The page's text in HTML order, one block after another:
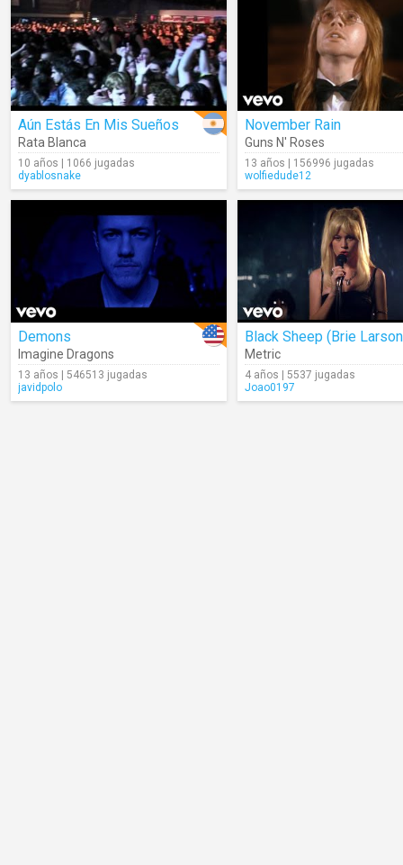
Aún Estás En Mis Sueños
Rata Blanca
10 años | 1066 jugadas
dyablosnake
November Rain
Guns N' Roses
13 años | 156996 jugadas
wolfiedude12
Demons
Imagine Dragons
13 años | 546513 jugadas
javidpolo
Metric
4 años | 5537 jugadas
Joao0197